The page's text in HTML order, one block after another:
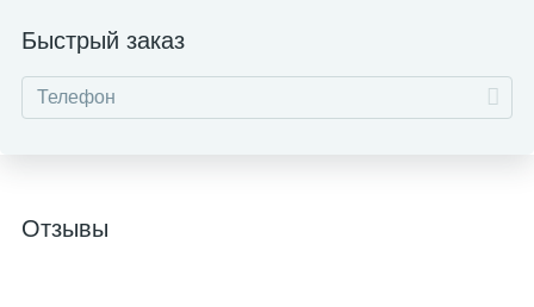
Быстрый заказ
Отзывы